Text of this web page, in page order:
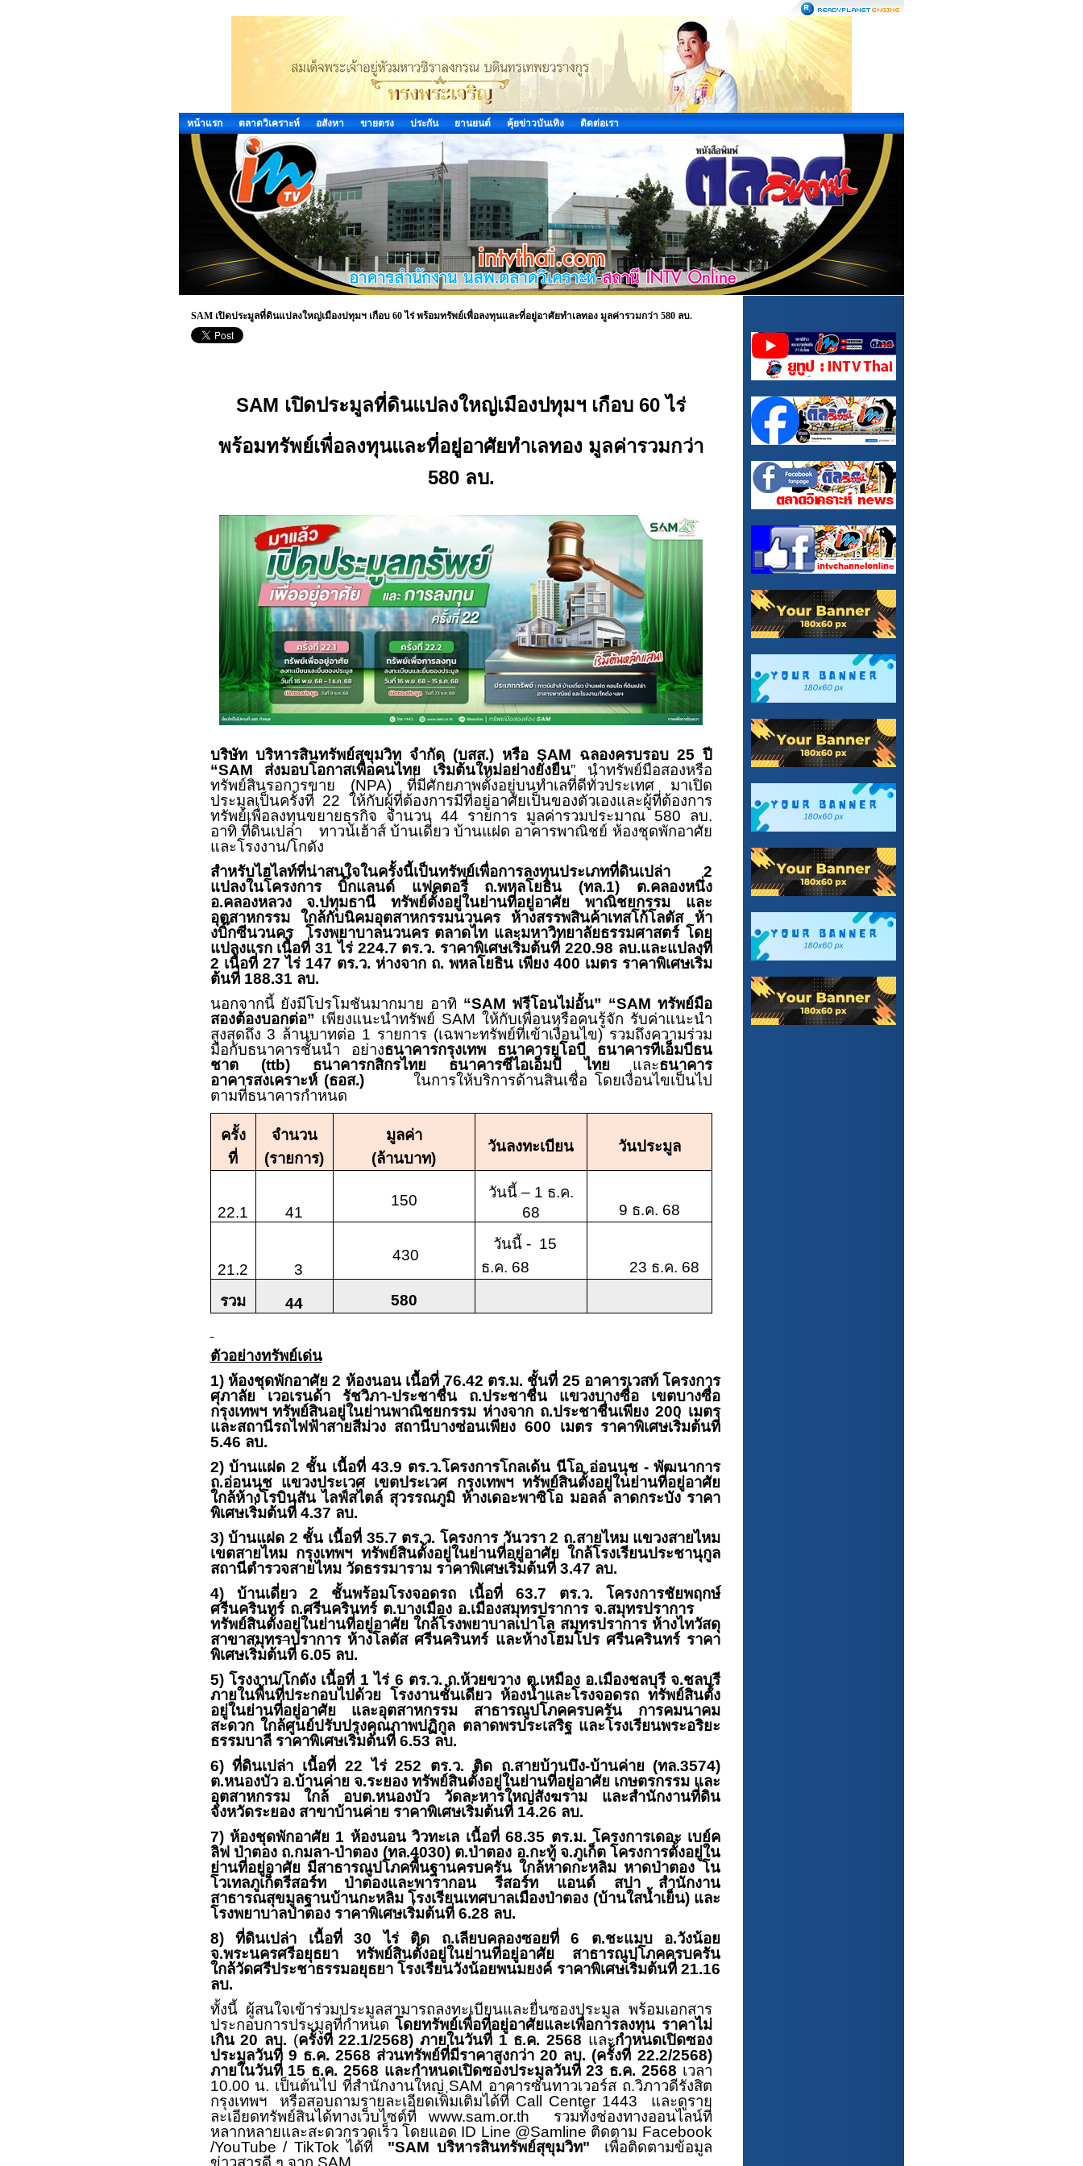
หน้าแรก ตลาดวิเคราะห์ อสังหา ขายตรง ประกัน ยานยนต์ คุ้ยข่าวบันเทิง ติดต่อเรา
SAM เปิดประมูลที่ดินแปลงใหญ่เมืองปทุมฯ เกือบ 60 ไร่ พร้อมทรัพย์เพื่อลงทุนและที่อยู่อาศัยทำเลทอง มูลค่ารวมกว่า 580 ลบ.
SAM เปิดประมูลที่ดินแปลงใหญ่เมืองปทุมฯ เกือบ 60ไร่
พร้อมทรัพย์เพื่อลงทุนและที่อยู่อาศัยทำเลทอง มูลค่ารวมกว่า
580 ลบ.
บริษัท บริหารสินทรัพย์สุขุมวิท จำกัด (บสส.) หรือSAM ฉลองครบรอบ 25ปี
“SAM ส่งมอบโอกาสเพื่อคนไทย เริ่มต้นใหม่อย่างยั่งยืน” นำทรัพย์มือสองหรือ
ทรัพย์สินรอการขาย (NPA)ที่มีศักยภาพตั้งอยู่บนทำเลที่ดีทั่วประเทศ มาเปิด
ประมูลเป็นครั้งที่ 22 ให้กับผู้ที่ต้องการมีที่อยู่อาศัยเป็นของตัวเองและผู้ที่ต้องการ
ทรัพย์เพื่อลงทุนขยายธุรกิจ จำนวน 44 รายการ มูลค่ารวมประมาณ 580 ลบ.
อาทิ ที่ดินเปล่า ทาวน์เฮ้าส์ บ้านเดี่ยว บ้านแฝด อาคารพาณิชย์ ห้องชุดพักอาศัย
และโรงงาน/โกดัง
สำหรับไฮไลท์ที่น่าสนใจในครั้งนี้เป็นทรัพย์เพื่อการลงทุนประเภทที่ดินเปล่า 2
แปลงในโครงการ บิ๊กแลนด์ แฟคตอรี่ ถ.พหลโยธิน (ทล.1) ต.คลองหนึ่ง
อ.คลองหลวง จ.ปทุมธานี ทรัพย์ตั้งอยู่ในย่านที่อยู่อาศัย พาณิชยกรรม และ
อุตสาหกรรม ใกล้กับนิคมอุตสาหกรรมนวนคร ห้างสรรพสินค้าเทสโก้โลตัสห้า
งบิ๊กซีนวนคร
โรงพยาบาลนวนคร ตลาดไท และมหาวิทยาลัยธรรมศาสตร์โดย
แปลงแรก เนื้อที่ 31 ไร่ 224.7 ตร.ว. ราคาพิเศษเริ่มต้นที่ 220.98 ลบ.และแปลงที่
2 เนื้อที่ 27ไร่ 147 ตร.ว. ห่างจาก ถ. พหลโยธิน เพียง 400 เมตร ราคาพิเศษเริ่ม
ต้นที่ 188.31 ลบ.
นอกจากนี้ ยังมีโปรโมชันมากมาย อาทิ “SAM ฟรีโอนไม่อั้น” “SAM ทรัพย์มือ
สองต้องบอกต่อ” เพียงแนะนำทรัพย์ SAM ให้กับเพื่อนหรือคนรู้จัก รับค่าแนะนำ
สูงสุดถึง 3 ล้านบาทต่อ 1 รายการ (เฉพาะทรัพย์ที่เข้าเงื่อนไข) รวมถึงความร่วม
มือกับธนาคารชั้นนำ อย่างธนาคารกรุงเทพ ธนาคารยูโอบี ธนาคารทีเอ็มบีธน
ชาต (ttb)ธนาคารกสิกรไทย ธนาคารซีไอเอ็มบี ไทย และธนาคาร
อาคารสงเคราะห์ (ธอส.) ในการให้บริการด้านสินเชื่อ โดยเงื่อนไขเป็นไป
ตามที่ธนาคารกำหนด
ครั้ง
ที่
จำนวน
(รายการ)
มูลค่า
(ล้านบาท)
วันลงทะเบียน วันประมูล
22.1 41
150 วันนี้ – 1 ธ.ค.
68
9 ธ.ค. 68
21.2 3
430
วันนี้ - 15
ธ.ค. 68 23 ธ.ค. 68
รวม
44 580
ตัวอย่างทรัพย์เด่น
1) ห้องชุดพักอาศัย2 ห้องนอน เนื้อที่ 76.42 ตร.ม. ชั้นที่ 25 อาคารเวสท์ โครงการ
ศุภาลัย เวอเรนด้า รัชวิภา-ประชาชื่น ถ.ประชาชื่น แขวงบางซื่อ เขตบางซื่อ
กรุงเทพฯ ทรัพย์สินอยู่ในย่านพาณิชยกรรม ห่างจาก ถ.ประชาชื่นเพียง200 เมตร
และสถานีรถไฟฟ้าสายสีม่วง สถานีบางซ่อนเพียง 600 เมตร ราคาพิเศษเริ่มต้นที่
5.46 ลบ.
2)บ้านแฝด2 ชั้น เนื้อที่ 43.9 ตร.ว.โครงการโกลเด้น นีโอ อ่อนนุช - พัฒนาการ
ถ.อ่อนนุช แขวงประเวศ เขตประเวศ กรุงเทพฯ ทรัพย์สินตั้งอยู่ในย่านที่อยู่อาศัย
ใกล้ห้างโรบินสัน ไลฟ์สไตล์ สุวรรณภูมิ ห้างเดอะพาซิโอ มอลล์ ลาดกระบัง ราคา
พิเศษเริ่มต้นที่ 4.37 ลบ.
3)บ้านแฝด 2 ชั้น เนื้อที่ 35.7 ตร.ว. โครงการ วันวรา2 ถ.สายไหม แขวงสายไหม
เขตสายไหม กรุงเทพฯ ทรัพย์สินตั้งอยู่ในย่านที่อยู่อาศัย ใกล้โรงเรียนประชานุกูล
สถานีตำรวจสายไหม วัดธรรมาราม ราคาพิเศษเริ่มต้นที่ 3.47 ลบ.
4) บ้านเดี่ยว 2 ชั้นพร้อมโรงจอดรถ เนื้อที่63.7 ตร.ว. โครงการชัยพฤกษ์
ศรีนครินทร์ ถ.ศรีนครินทร์ ต.บางเมือง อ.เมืองสมุทรปราการ จ.สมุทรปราการ
ทรัพย์สินตั้งอยู่ในย่านที่อยู่อาศัย ใกล้โรงพยาบาลเปาโล สมุทรปราการ ห้างไทวัสดุ
สาขาสมุทราปราการ ห้างโลตัส ศรีนครินทร์ และห้างโฮมโปร ศรีนครินทร์ ราคา
พิเศษเริ่มต้นที่ 6.05 ลบ.
5) โรงงาน/โกดัง เนื้อที่ 1 ไร่ 6 ตร.ว. ถ.ห้วยขวาง ต.เหมือง อ.เมืองชลบุรี จ.ชลบุรี
ภายในพื้นที่ประกอบไปด้วย โรงงานชั้นเดียว ห้องน้ำและโรงจอดรถ ทรัพย์สินตั้ง
อยู่ในย่านที่อยู่อาศัย และอุตสาหกรรม สาธารณูปโภคครบครัน การคมนาคม
สะดวก ใกล้ศูนย์ปรับปรุงคุณภาพปฏิกูล ตลาดพรประเสริฐ และโรงเรียนพระอริยะ
ธรรมบาลี ราคาพิเศษเริ่มต้นที่ 6.53 ลบ.
6)ที่ดินเปล่า เนื้อที่ 22 ไร่252 ตร.ว. ติด ถ.สายบ้านบึง-บ้านค่าย (ทล.3574)
ต.หนองบัว อ.บ้านค่าย จ.ระยอง ทรัพย์สินตั้งอยู่ในย่านที่อยู่อาศัย เกษตรกรรม และ
อุตสาหกรรม ใกล้ อบต.หนองบัว วัดละหารใหญ่สังฆราม และสำนักงานที่ดิน
จังหวัดระยอง สาขาบ้านค่าย ราคาพิเศษเริ่มต้นที่ 14.26 ลบ.
7) ห้องชุดพักอาศัย 1 ห้องนอน วิวทะเล เนื้อที่68.35 ตร.ม. โครงการเดอะ เบย์ค
ลิฟ ป่าตอง ถ.กมลา-ป่าตอง (ทล.4030) ต.ป่าตอง อ.กะทู้ จ.ภูเก็ต โครงการตั้งอยู่ใน
ย่านที่อยู่อาศัย มีสาธารณูปโภคพื้นฐานครบครัน ใกล้หาดกะหลิม หาดป่าตอง โน
โวเทลภูเก็ตรีสอร์ท ป่าตองและพารากอน รีสอร์ท แอนด์ สปา สำนักงาน
สาธารณสุขมูลฐานบ้านกะหลิม โรงเรียนเทศบาลเมืองป่าตอง (บ้านใสน้ำเย็น) และ
โรงพยาบาลป่าตอง ราคาพิเศษเริ่มต้นที่ 6.28 ลบ.
8)ที่ดินเปล่า เนื้อที่30 ไร่ ติด ถ.เลียบคลองซอยที่6 ต.ชะแมบ อ.วังน้อย
จ.พระนครศรีอยุธยา ทรัพย์สินตั้งอยู่ในย่านที่อยู่อาศัย สาธารณูปโภคครบครัน
ใกล้วัดศรีประชาธรรมอยุธยา โรงเรียนวังน้อยพนมยงค์ ราคาพิเศษเริ่มต้นที่21.16
ลบ.
ทั้งนี้ ผู้สนใจเข้าร่วมประมูลสามารถลงทะเบียนและยื่นซองประมูล พร้อมเอกสาร
ประกอบการประมูลที่กำหนด โดยทรัพย์เพื่อที่อยู่อาศัยและเพื่อการลงทุน ราคาไม่
เกิน20 ลบ. (ครั้งที่22.1/2568) ภายในวันที่ 1 ธ.ค. 2568 และกำหนดเปิดซอง
ประมูลวันที่ 9 ธ.ค. 2568 ส่วนทรัพย์ที่มีราคาสูงกว่า20 ลบ. (ครั้งที่ 22.2/2568)
ภายในวันที่ 15 ธ.ค. 2568 และกำหนดเปิดซองประมูลวันที่23 ธ.ค. 2568 เวลา
10.00 น. เป็นต้นไป ที่สำนักงานใหญ่ SAM อาคารซันทาวเวอร์ส ถ.วิภาวดีรังสิต
กรุงเทพฯ หรือสอบถามรายละเอียดเพิ่มเติมได้ที่ Call Center 1443 และดูราย
ละเอียดทรัพย์สินได้ทางเว็บไซต์ที่ www.sam.or.th รวมทั้งช่องทางออนไลน์ที่
หลากหลายและสะดวกรวดเร็ว โดยแอด ID Line @Samline ติดตาม Facebook
/YouTube / TikTokได้ที่ "SAM บริหารสินทรัพย์สุขุมวิท" เพื่อติดตามข้อมูล
ข่าวสารดี ๆ จาก SAM